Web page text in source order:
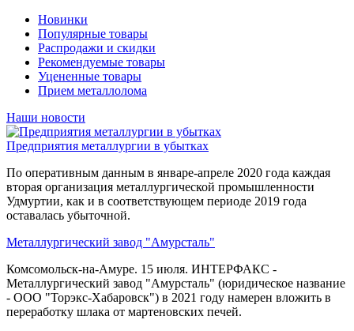
Новинки
Популярные товары
Распродажи и скидки
Рекомендуемые товары
Уцененные товары
Прием металлолома
Наши новости
Предприятия металлургии в убытках
По оперативным данным в январе-апреле 2020 года каждая
вторая организация металлургической промышленности
Удмуртии, как и в соответствующем периоде 2019 года
оставалась убыточной.
Металлургический завод "Амурсталь"
Комсомольск-на-Амуре. 15 июля. ИНТЕРФАКС -
Металлургический завод "Амурсталь" (юридическое название
- ООО "Торэкс-Хабаровск") в 2021 году намерен вложить в
переработку шлака от мартеновских печей.